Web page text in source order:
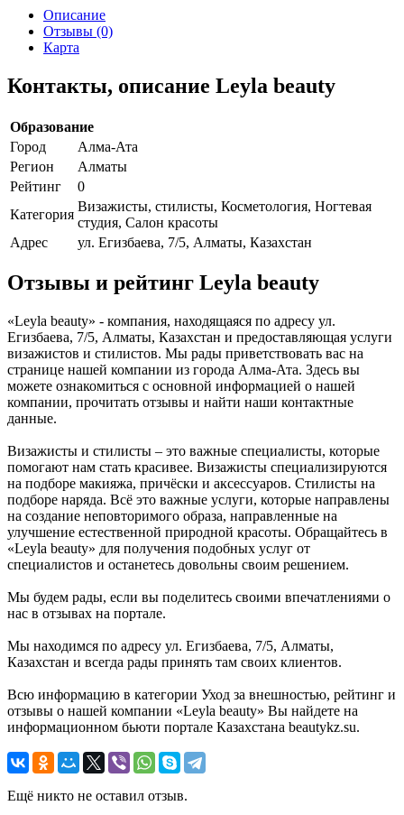
Описание
Отзывы (0)
Карта
Контакты, описание Leyla beauty
Образование
Город
Алма-Ата
Регион
Алматы
Рейтинг
0
Категория
Визажисты, стилисты, Косметология, Ногтевая
студия, Салон красоты
Адрес
ул. Егизбаева, 7/5, Алматы, Казахстан
Отзывы и рейтинг Leyla beauty
«Leyla beauty» - компания, находящаяся по адресу ул.
Егизбаева, 7/5, Алматы, Казахстан и предоставляющая услуги
визажистов и стилистов. Мы рады приветствовать вас на
странице нашей компании из города Алма-Ата. Здесь вы
можете ознакомиться с основной информацией о нашей
компании, прочитать отзывы и найти наши контактные
данные.
Визажисты и стилисты – это важные специалисты, которые
помогают нам стать красивее. Визажисты специализируются
на подборе макияжа, причёски и аксессуаров. Стилисты на
подборе наряда. Всё это важные услуги, которые направлены
на создание неповторимого образа, направленные на
улучшение естественной природной красоты. Обращайтесь в
«Leyla beauty» для получения подобных услуг от
специалистов и останетесь довольны своим решением.
Мы будем рады, если вы поделитесь своими впечатлениями о
нас в отзывах на портале.
Мы находимся по адресу ул. Егизбаева, 7/5, Алматы,
Казахстан и всегда рады принять там своих клиентов.
Всю информацию в категории Уход за внешностью, рейтинг и
отзывы о нашей компании «Leyla beauty» Вы найдете на
информационном бьюти портале Казахстана beautykz.su.
Ещё никто не оставил отзыв.